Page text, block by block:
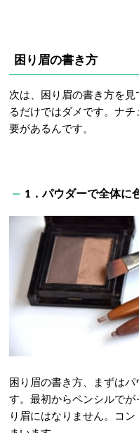
困り眉の書き方
次は、困り眉の書き方を
るだけではダメです。ナ
要があるんです。
1．パウダーで全体に
困り眉の書き方、まずは
す。最初からペンシルで
り眉にはなりません。コ